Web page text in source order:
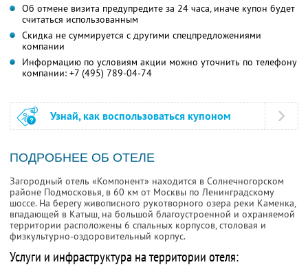
Об отмене визита предупредите за 24 часа, иначе купон будет
считаться использованным
Скидка не суммируется с другими спецпредложениями
компании
Информацию по условиям акции можно уточнить по телефону
компании: +7 (495) 789-04-74
Узнай, как воспользоваться купоном
ПОДРОБНЕЕ ОБ ОТЕЛЕ
Загородный отель «Компонент» находится в Солнечногорском
районе Подмосковья, в 60 км от Москвы по Ленинградскому
шоссе. На берегу живописного рукотворного озера реки Каменка,
впадающей в Катыш, на большой благоустроенной и охраняемой
территории расположены 6 спальных корпусов, столовая и
физкультурно-оздоровительный корпус.
Услуги и инфраструктура на территории отеля: